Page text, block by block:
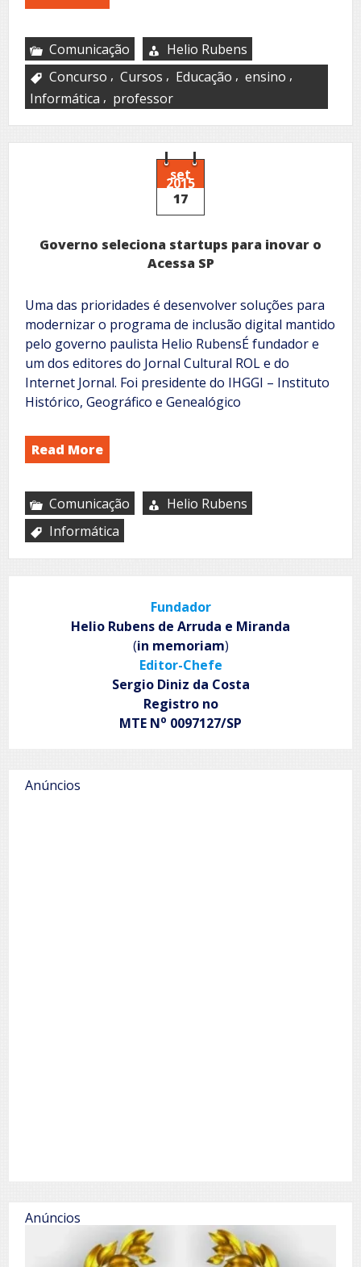
Comunicação
Helio Rubens
Concurso , Cursos , Educação , ensino ,
Informática , professor
set
2015
17
Governo seleciona startups para inovar o
Acessa SP
Uma das prioridades é desenvolver soluções para
modernizar o programa de inclusão digital mantido
pelo governo paulista Helio RubensÉ fundador e
um dos editores do Jornal Cultural ROL e do
Internet Jornal. Foi presidente do IHGGI – Instituto
Histórico, Geográfico e Genealógico
Read More
Comunicação
Helio Rubens
Informática
Fundador
Helio Rubens de Arruda e Miranda
(in memoriam)
Editor-Chefe
Sergio Diniz da Costa
Registro no
MTE No 0097127/SP
Anúncios
Anúncios